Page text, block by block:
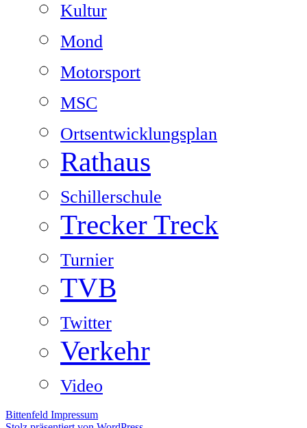
Kultur
Mond
Motorsport
MSC
Ortsentwicklungsplan
Rathaus
Schillerschule
Trecker Treck
Turnier
TVB
Twitter
Verkehr
Video
Bittenfeld Impressum